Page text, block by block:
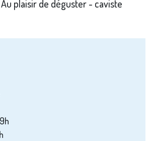
plaisir de déguster - caviste